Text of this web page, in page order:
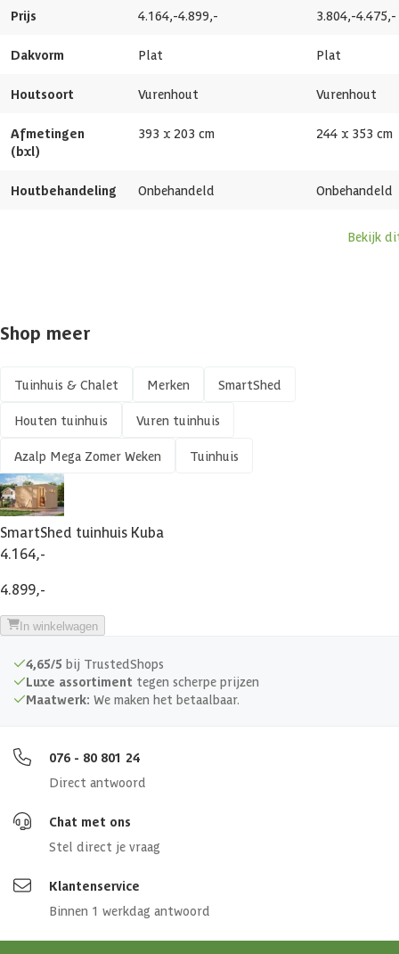
Afmetingen deur 90 x 198 cm
Glassoort Echt glas
Soort dak Massief
Breedte binnenmaat
Diepte binnenmaat 196 cm
Aantal ramen
Afmetingen (bxl) 393 x 203 cm
Materiaal dak
Soort isolatie
Prijs 4.164,-4.899,- 3.804,-4.475,-
Dakvorm Plat Plat
Houtsoort Vurenhout Vurenhout
Afmetingen
(bxl)
393 x 203 cm 244 x 353 cm
Houtbehandeling Onbehandeld Onbehandeld
Bekijk
Shop meer
Tuinhuis & Chalet Merken SmartShed
Houten tuinhuis Vuren tuinhuis
Azalp Mega Zomer Weken Tuinhuis
SmartShed tuinhuis Kuba
4.164,-
4.899,-
In winkelwagen
4,65/5 bij TrustedShops
Luxe assortiment tegen scherpe prijzen
Maatwerk: We maken het betaalbaar.
076 - 80 801 24
Direct antwoord
Chat met ons
Stel direct je vraag
Klantenservice
Binnen 1 werkdag antwoord